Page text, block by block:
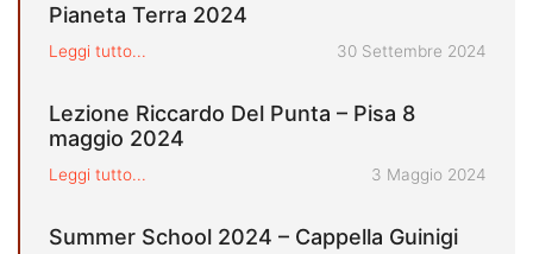
Pianeta Terra 2024
Leggi tutto... Pubblicato il
30 Settembre 2024
Lezione Riccardo Del Punta – Pisa 8
maggio 2024
Leggi tutto... Pubblicato il
3 Maggio 2024
Summer School 2024 – Cappella Guinigi